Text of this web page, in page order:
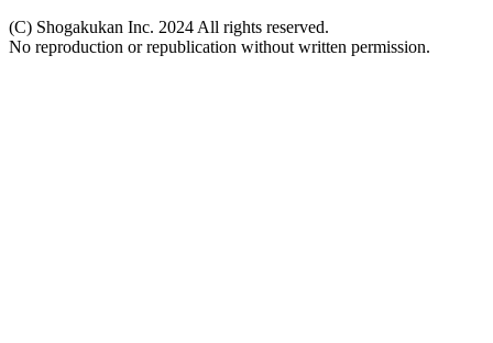
(C) Shogakukan Inc. 2024 All rights reserved.
No reproduction or republication without written permission.